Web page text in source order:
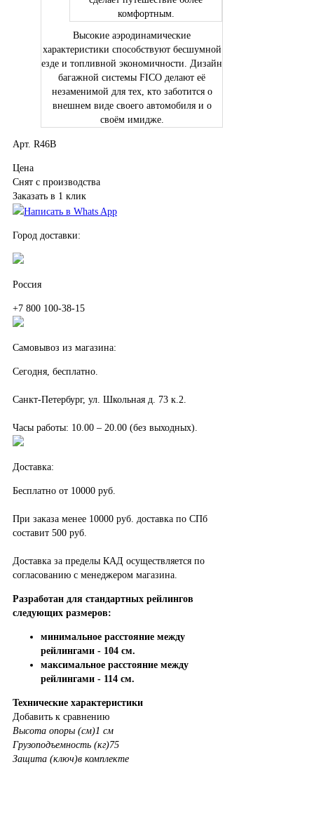
комфортным.
Высокие аэродинамические
характеристики способствуют бесшумной
езде и топливной экономичности. Дизайн
багажной системы FICO делают её
незаменимой для тех, кто заботится о
внешнем виде своего автомобиля и о
своём имидже.
Арт. R46B
Цена
Снят с производства
Заказать в 1 клик
Написать в Whats App
Город доставки:
Россия
+7 800 100-38-15
Самовывоз из магазина:
Сегодня, бесплатно.
Санкт-Петербург, ул. Школьная д. 73 к.2.
Часы работы: 10.00 – 20.00 (без выходных).
Доставка:
Бесплатно от 10000 руб.
При заказа менее 10000 руб. доставка по СПб
составит 500 руб.
Доставка за пределы КАД осуществляется по
согласованию с менеджером магазина.
Разработан для стандартных рейлингов
следующих размеров:
минимальное расстояние между
рейлингами - 104 см.
максимальное расстояние между
рейлингами - 114 см.
Технические характеристики
Добавить к сравнению
Высота опоры (см)1 см
Грузоподъемность (кг)75
Защита (ключ)в комплекте